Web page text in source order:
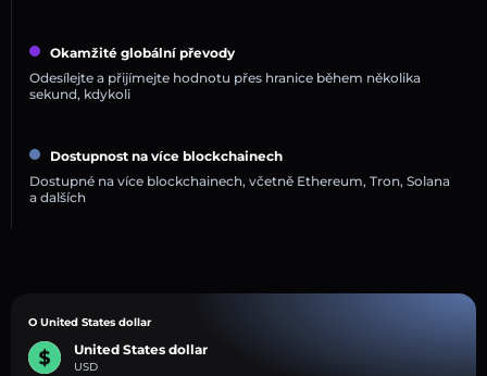
Okamžité globální převody
Odesílejte a přijímejte hodnotu přes hranice během několika
sekund, kdykoli
Dostupnost na více blockchainech
Dostupné na více blockchainech, včetně Ethereum, Tron, Solana
a dalších
O United States dollar
United States dollar
USD